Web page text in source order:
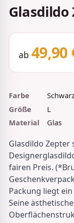
Glasdildo
ab 49,90
Farbe
Größe
L
Material
Glas
Glasdildo Zepter
fairen Preis.
Packung liegt
Seine